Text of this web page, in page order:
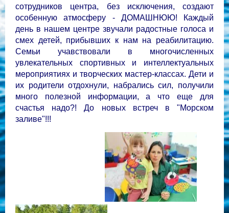
сотрудников центра, без исключения, создают
особенную атмосферу - ДОМАШНЮЮ! Каждый
день в нашем центре звучали радостные голоса и
смех детей, прибывших к нам на реабилитацию.
Семьи учавствовали в многочисленных
увлекательных спортивных и интеллектуальных
мероприятиях и творческих мастер-классах. Дети и
их родители отдохнули, набрались сил, получили
много полезной информации, а что еще для
счастья надо?! До новых встреч в "Морском
заливе"!!!